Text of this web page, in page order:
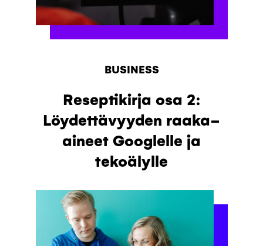
BUSINESS
Reseptikirja osa 2:
Löydettävyyden raaka-
aineet Googlelle ja
tekoälylle